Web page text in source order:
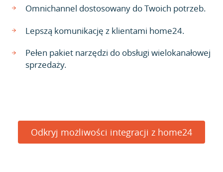
Omnichannel dostosowany do Twoich potrzeb.
Lepszą komunikację z klientami home24.
Pełen pakiet narzędzi do obsługi wielokanałowej
sprzedaży.
Odkryj możliwości integracji z home24